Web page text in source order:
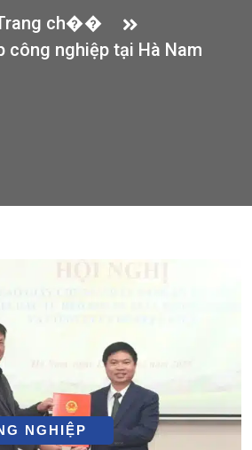
ch��
công nghiệp tại Hà Nam
NGHIỆP